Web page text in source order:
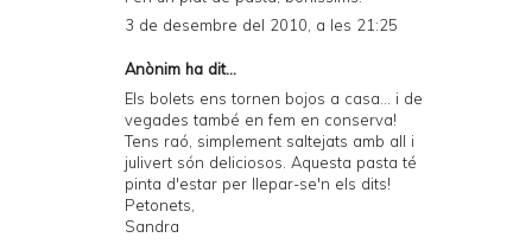
3 de desembre del 2010, a les 21:25
Anònim ha dit...
Els bolets ens tornen bojos a casa... i de
vegades també en fem en conserva!
Tens raó, simplement saltejats amb all i
julivert són deliciosos. Aquesta pasta té
pinta d'estar per llepar-se'n els dits!
Petonets,
Sandra